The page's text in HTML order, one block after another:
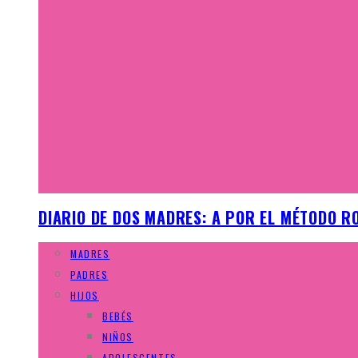
DIARIO DE DOS MADRES: A POR EL MÉTODO
MADRES
PADRES
HIJOS
BEBÉS
NIÑOS